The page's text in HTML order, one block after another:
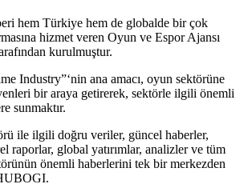
hem Türkiye hem de globalde bir çok
hizmet veren Oyun ve Espor Ajansı
kurulmuştur.
Industry”‘nin ana amacı, oyun sektörüne
bir araya getirerek, sektörle ilgili önemli
sunmaktır.
ile ilgili doğru veriler, güncel haberler,
raporlar, global yatırımlar, analizler ve tüm
önemli haberlerini tek bir merkezden